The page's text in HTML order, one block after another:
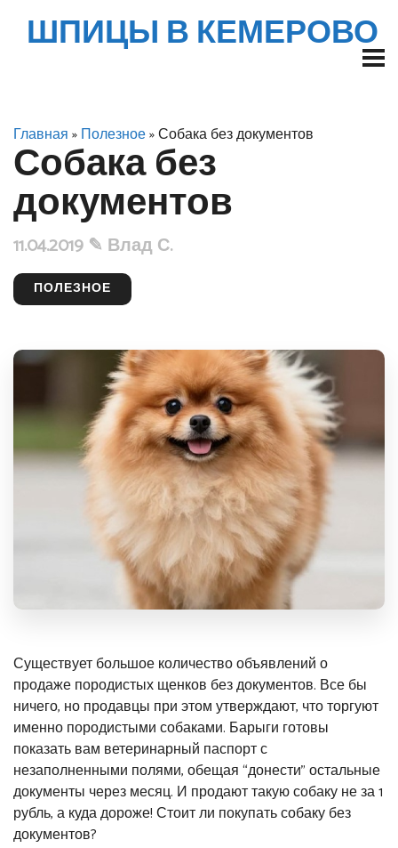
ШПИЦЫ В КЕМЕРОВО
Главная»Полезное» Собака без документов
Собака без
документов
11.04.2019 ✎ Влад С.
ПОЛЕЗНОЕ
Существует большое количество объявлений о
продаже породистых щенков без документов. Все бы
ничего, нопродавцы при этом утверждают, что торгуют
именно породистыми собаками. Барыги готовы
показать вам ветеринарный паспорт с
незаполненными полями, обещая “донести” остальные
документы через месяц. И продают такую собаку не за 1
рубль, а куда дороже! Стоит ли покупать собаку без
документов?